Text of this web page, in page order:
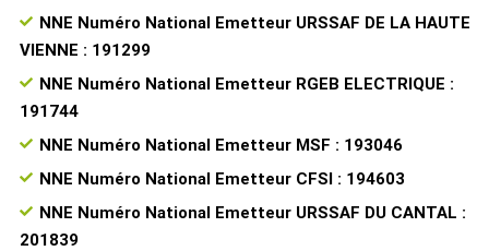
NNE Numéro National Emetteur URSSAF DE LA HAUTE
VIENNE : 191299
NNE Numéro National Emetteur RGEB ELECTRIQUE :
191744
NNE Numéro National Emetteur MSF : 193046
NNE Numéro National Emetteur CFSI : 194603
NNE Numéro National Emetteur URSSAF DU CANTAL :
201839